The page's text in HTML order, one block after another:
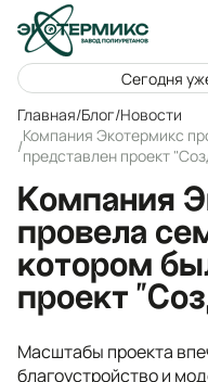
Сегодня
Главная/Блог/Новости
/Компания Экотермикс
представлен проект
Компания
провела
котором
проект
Масштабы проекта
благоустройство и